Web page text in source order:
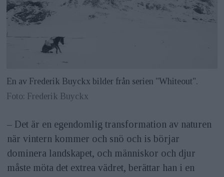
En av Frederik Buyckx bilder från serien "Whiteout".
Foto: Frederik Buyckx
– Det är en egendomlig transformation av naturen
när vintern kommer och snö och is börjar
dominera landskapet, och människor och djur
måste möta det extrea vädret, berättar han i en